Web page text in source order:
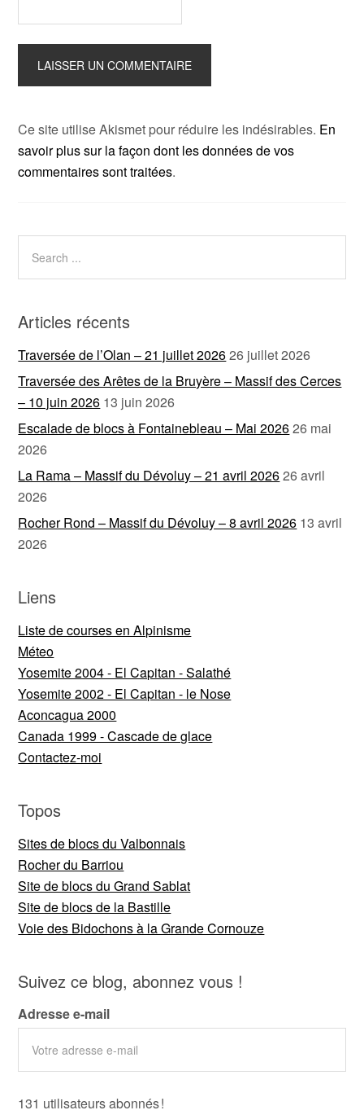
Ce site utilise Akismet pour réduire les indésirables. En
savoir plus sur la façon dont les données de vos
commentaires sont traitées.
Articles récents
Traversée de l’Olan – 21 juillet 202626 juillet 2026
Traversée des Arêtes de la Bruyère – Massif des Cerces
– 10 juin 2026 13 juin 2026
Escalade de blocs à Fontainebleau – Mai 202626 mai
2026
La Rama – Massif du Dévoluy – 21 avril 202626 avril
2026
Rocher Rond – Massif du Dévoluy – 8 avril 2026 13 avril
2026
Liens
Liste de courses en Alpinisme
Méteo
Yosemite 2004 - El Capitan - Salathé
Yosemite 2002 - El Capitan - le Nose
Aconcagua 2000
Canada 1999 - Cascade de glace
Contactez-moi
Topos
Sites de blocs du Valbonnais
Rocher du Barriou
Site de blocs du Grand Sablat
Site de blocs de la Bastille
Voie des Bidochons à la Grande Cornouze
Suivez ce blog, abonnez vous !
Adresse e-mail
131 utilisateurs abonnés !